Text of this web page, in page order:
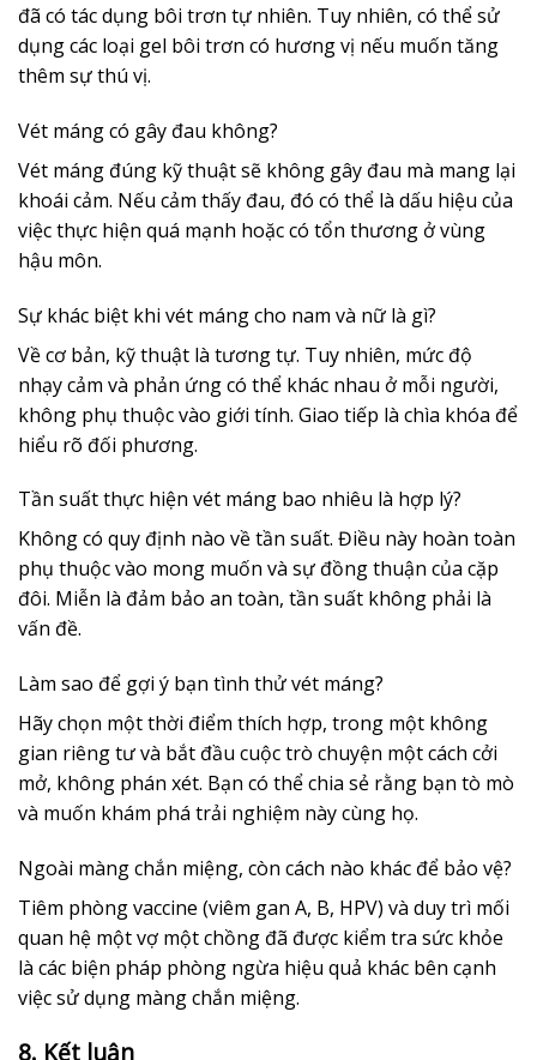
đã có tác dụng bôi trơn tự nhiên. Tuy nhiên, có thể sử
dụng các loại gel bôi trơn có hương vị nếu muốn tăng
thêm sự thú vị.
Vét máng có gây đau không?
Vét máng đúng kỹ thuật sẽ không gây đau mà mang lại
khoái cảm. Nếu cảm thấy đau, đó có thể là dấu hiệu của
việc thực hiện quá mạnh hoặc có tổn thương ở vùng
hậu môn.
Sự khác biệt khi vét máng cho nam và nữ là gì?
Về cơ bản, kỹ thuật là tương tự. Tuy nhiên, mức độ
nhạy cảm và phản ứng có thể khác nhau ở mỗi người,
không phụ thuộc vào giới tính. Giao tiếp là chìa khóa để
hiểu rõ đối phương.
Tần suất thực hiện vét máng bao nhiêu là hợp lý?
Không có quy định nào về tần suất. Điều này hoàn toàn
phụ thuộc vào mong muốn và sự đồng thuận của cặp
đôi. Miễn là đảm bảo an toàn, tần suất không phải là
vấn đề.
Làm sao để gợi ý bạn tình thử vét máng?
Hãy chọn một thời điểm thích hợp, trong một không
gian riêng tư và bắt đầu cuộc trò chuyện một cách cởi
mở, không phán xét. Bạn có thể chia sẻ rằng bạn tò mò
và muốn khám phá trải nghiệm này cùng họ.
Ngoài màng chắn miệng, còn cách nào khác để bảo vệ?
Tiêm phòng vaccine (viêm gan A, B, HPV) và duy trì mối
quan hệ một vợ một chồng đã được kiểm tra sức khỏe
là các biện pháp phòng ngừa hiệu quả khác bên cạnh
việc sử dụng màng chắn miệng.
8. Kết luận